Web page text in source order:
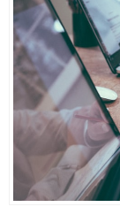
Yapay
Hamle mi?